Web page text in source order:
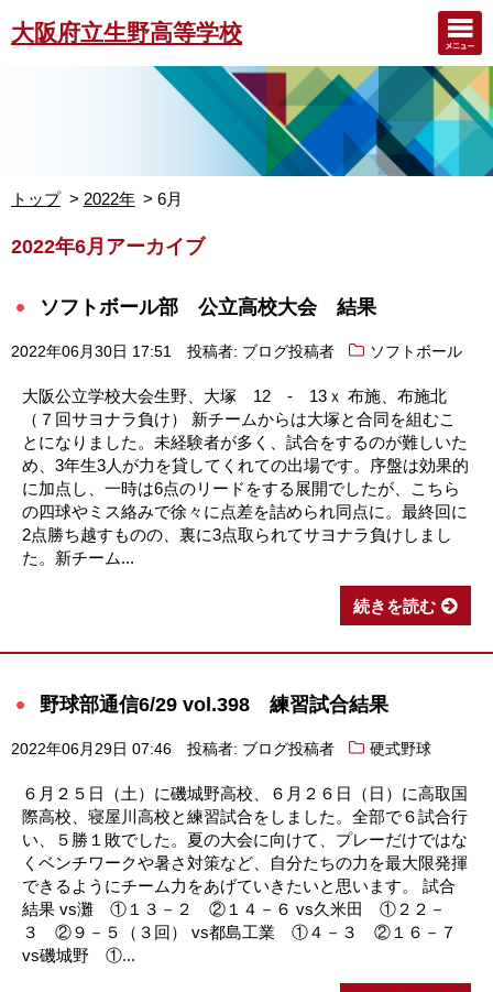
大阪府立生野高等学校
トップ 2022年 6月
2022年6月アーカイブ
ソフトボール部 公立高校大会 結果
2022年06月30日 17:51 投稿者: ブログ投稿者 ソフトボール
大阪公立学校大会生野、大塚 12 - 13ｘ 布施、布施北
（７回サヨナラ負け） 新チームからは大塚と合同を組むこ
とになりました。未経験者が多く、試合をするのが難しいた
め、3年生3人が力を貸してくれての出場です。序盤は効果的
に加点し、一時は6点のリードをする展開でしたが、こちら
の四球やミス絡みで徐々に点差を詰められ同点に。最終回に
2点勝ち越すものの、裏に3点取られてサヨナラ負けしまし
た。新チーム...
続きを読む
野球部通信6/29 vol.398 練習試合結果
2022年06月29日 07:46 投稿者: ブログ投稿者 硬式野球
６月２５日（土）に磯城野高校、６月２６日（日）に高取国
際高校、寝屋川高校と練習試合をしました。全部で６試合行
い、５勝１敗でした。夏の大会に向けて、プレーだけではな
くベンチワークや暑さ対策など、自分たちの力を最大限発揮
できるようにチーム力をあげていきたいと思います。 試合
結果 vs灘 ①１３－２ ②１４－６ vs久米田 ①２２－
３ ②９－５（３回） vs都島工業 ①４－３ ②１６－７
vs磯城野 ①...